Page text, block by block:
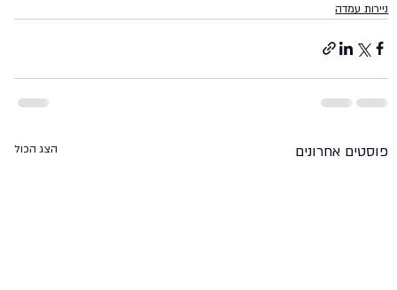
ניירות עמדה
פוסטים אחרונים הצג הכול